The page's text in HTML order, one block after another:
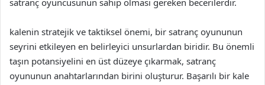
satranç oyuncusunun sahip olması gereken becerilerdir.
kalenin stratejik ve taktiksel önemi, bir satranç oyununun
seyrini etkileyen en belirleyici unsurlardan biridir. Bu önemli
taşın potansiyelini en üst düzeye çıkarmak, satranç
oyununun anahtarlarından birini oluşturur. Başarılı bir kale